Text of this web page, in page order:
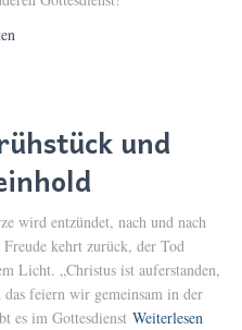
und
wird entzündet, nach und nach
kehrt zurück, der Tod
Licht. „Christus ist auferstanden,
feiern wir gemeinsam in der
es im Gottesdienst Weiterlesen